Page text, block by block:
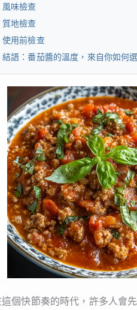
風味檢查
質地檢查
使用前檢查
結語：番茄醬的溫度，來自你如何
這個快節奏的時代，許多人會